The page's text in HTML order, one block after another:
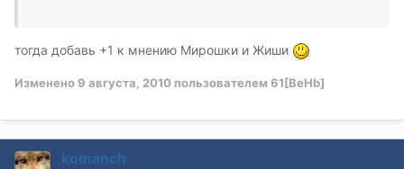
тогда добавь +1 к мнению Мирошки и Жиши
Изменено9 августа, 2010 пользователем 61[BeHb]
komanch